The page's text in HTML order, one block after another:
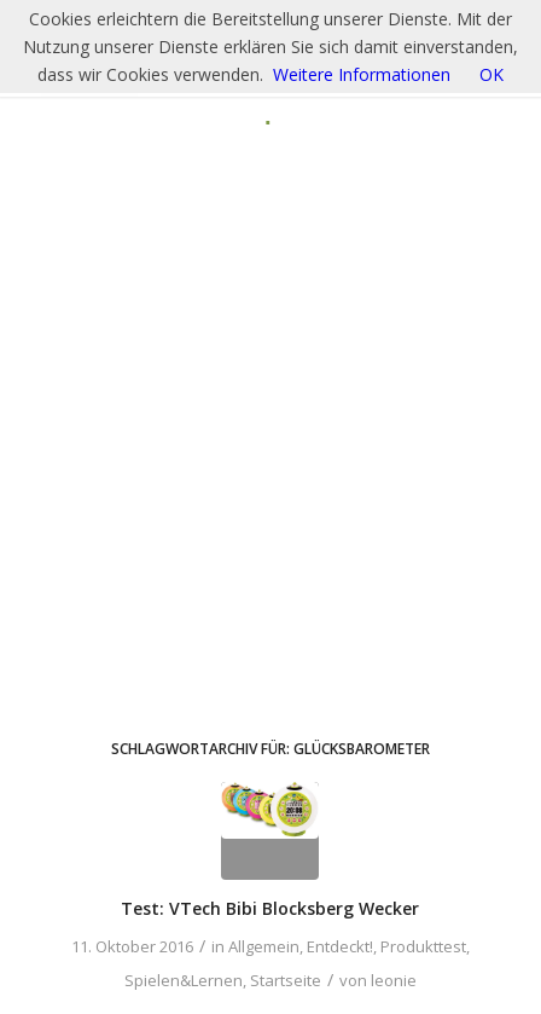
SCHLAGWORTARCHIV FÜR: GLÜCKSBAROMETER
Test: VTech Bibi Blocksberg Wecker
11. Oktober 2016 / in Allgemein, Entdeckt!, Produkttest,
Spielen&Lernen, Startseite / von leonie
Cookies erleichtern die Bereitstellung unserer Dienste. Mit der
Nutzung unserer Dienste erklären Sie sich damit einverstanden,
dass wir Cookies verwenden. Weitere Informationen OK